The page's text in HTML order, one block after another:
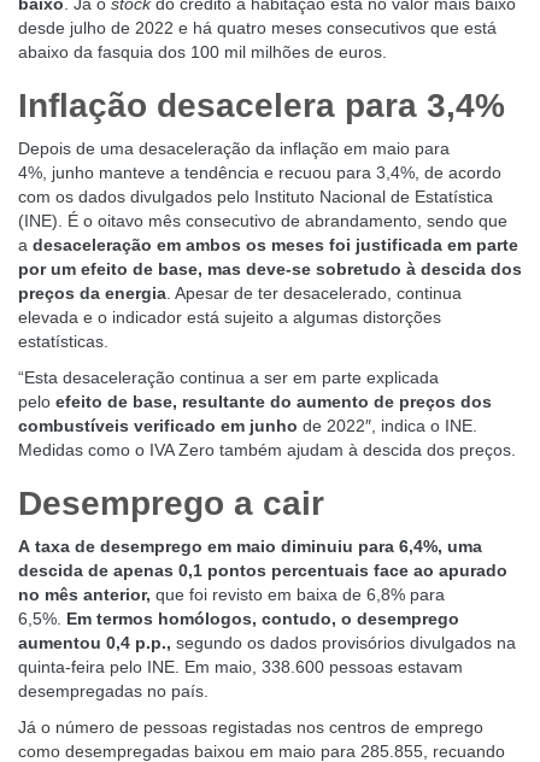
desde julho de 2022 e há quatro meses consecutivos que está
abaixo da fasquia dos 100 mil milhões de euros.
Inflação desacelera para 3,4%
Depois de uma desaceleração da inflação em maio para
4%, junho manteve a tendência e recuou para 3,4% , de acordo
com os dados divulgados pelo Instituto Nacional de Estatística
(INE). É o oitavo mês consecutivo de abrandamento, sendo que
a desaceleração em ambos os meses foi justificada em parte
por um efeito de base, mas deve-se sobretudo à descida dos
preços da energia . Apesar de ter desacelerado, continua
elevada e o indicador está sujeito a algumas distorções
estatísticas.
“Esta desaceleração continua a ser em parte explicada
pelo efeito de base, resultante do aumento de preços dos
combustíveis verificado em junho de 2022″, indica o INE.
Medidas como o IVA Zero também ajudam à descida dos preços.
Desemprego a cair
A taxa de desemprego em maio diminuiu para 6,4%, uma
descida de apenas 0,1 pontos percentuais face ao apurado
no mês anterior, que foi revisto em baixa de 6,8% para
6,5%. Em termos homólogos, contudo, o desemprego
aumentou 0,4 p.p., segundo os dados provisórios divulgados na
quinta-feira pelo INE. Em maio, 338.600 pessoas estavam
desempregadas no país.
Já o número de pessoas registadas nos centros de emprego
como desempregadas baixou em maio para 285.855 , recuando